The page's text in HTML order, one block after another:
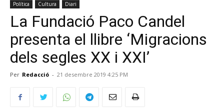
Política Cultura Diari
La Fundació Paco Candel
presenta el llibre ‘Migracions
dels segles XX i XXI’
Per Redacció - 21 desembre 2019 4:25 PM